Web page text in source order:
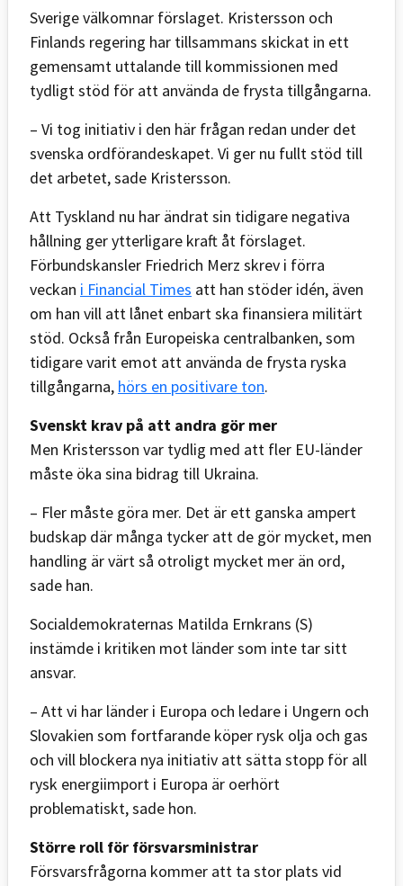
Sverige välkomnar förslaget. Kristersson och
Finlands regering har tillsammans skickat in ett
gemensamt uttalande till kommissionen med
tydligt stöd för att använda de frysta tillgångarna.
– Vi tog initiativ i den här frågan redan under det
svenska ordförandeskapet. Vi ger nu fullt stöd till
det arbetet, sade Kristersson.
Att Tyskland nu har ändrat sin tidigare negativa
hållning ger ytterligare kraft åt förslaget.
Förbundskansler Friedrich Merz skrev i förra
veckan i Financial Times att han stöder idén, även
om han vill att lånet enbart ska finansiera militärt
stöd. Också från Europeiska centralbanken, som
tidigare varit emot att använda de frysta ryska
tillgångarna, hörs en positivare ton.
Svenskt krav på att andra gör mer
Men Kristersson var tydlig med att fler EU-länder
måste öka sina bidrag till Ukraina.
– Fler måste göra mer. Det är ett ganska ampert
budskap där många tycker att de gör mycket, men
handling är värt så otroligt mycket mer än ord,
sade han.
Socialdemokraternas Matilda Ernkrans (S)
instämde i kritiken mot länder som inte tar sitt
ansvar.
– Att vi har länder i Europa och ledare i Ungern och
Slovakien som fortfarande köper rysk olja och gas
och vill blockera nya initiativ att sätta stopp för all
rysk energiimport i Europa är oerhört
problematiskt, sade hon.
Större roll för försvarsministrar
Försvarsfrågorna kommer att ta stor plats vid